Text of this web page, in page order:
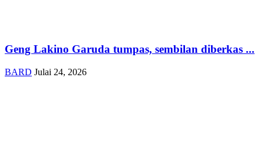
Geng Lakino Garuda tumpas, sembilan diberkas ...
BARD Julai 24, 2026